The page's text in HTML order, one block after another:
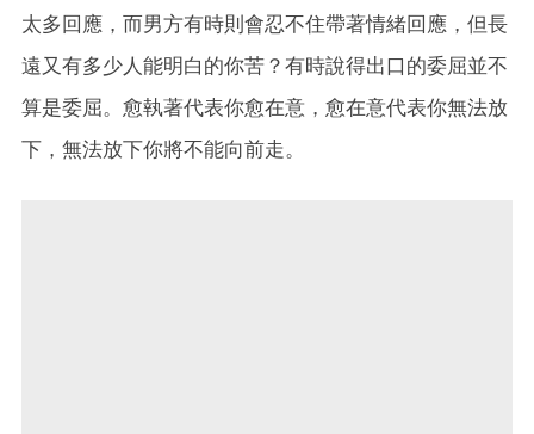
太多回應，而男方有時則會忍不住帶著情緒回應，但長
遠又有多少人能明白的你苦？有時說得出口的委屈並不
算是委屈。愈執著代表你愈在意，愈在意代表你無法放
下，無法放下你將不能向前走。